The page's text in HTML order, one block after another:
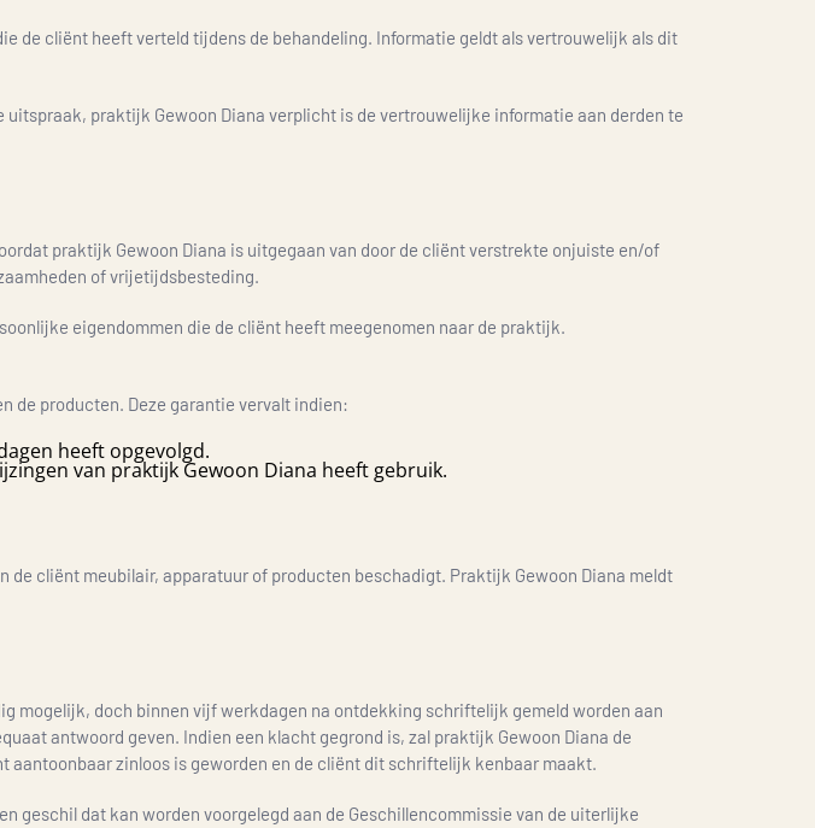
de cliënt heeft verteld tijdens de behandeling. Informatie geldt als vertrouwelijk als dit
praktijk Gewoon Diana verplicht is de vertrouwelijke informatie aan derden te
praktijk Gewoon Diana is uitgegaan van door de cliënt verstrekte onjuiste en/of
of vrijetijdsbesteding.
eigendommen die de cliënt heeft meegenomen naar de praktijk.
de producten. Deze garantie vervalt indien:
heeft opgevolgd.
van praktijk Gewoon Diana heeft gebruik.
cliënt meubilair, apparatuur of producten beschadigt. Praktijk Gewoon Diana meldt
mogelijk, doch binnen vijf werkdagen na ontdekking schriftelijk gemeld worden aan
antwoord geven. Indien een klacht gegrond is, zal praktijk Gewoon Diana de
zinloos is geworden en de cliënt dit schriftelijk kenbaar maakt.
geschil dat kan worden voorgelegd aan de Geschillencommissie van de uiterlijke